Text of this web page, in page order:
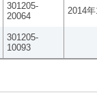
301205-
20064
2014
301205-
10093